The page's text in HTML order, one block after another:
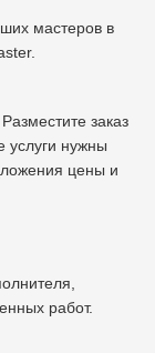
мастеров в
заказ
услуги нужны
цены и
работ.